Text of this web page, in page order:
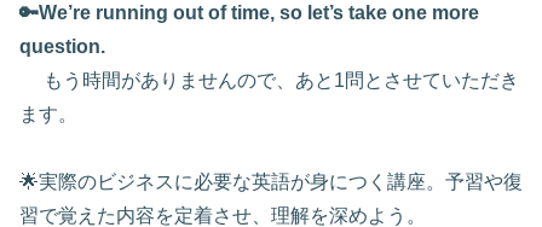
🔑We’re running out of time, so let’s take one more
question.
もう時間がありませんので、あと1問とさせていただき
ます。
🌟実際のビジネスに必要な英語が身につく講座。予習や復
習で覚えた内容を定着させ、理解を深めよう。